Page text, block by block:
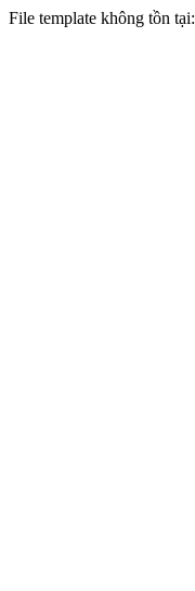
File template không tồn